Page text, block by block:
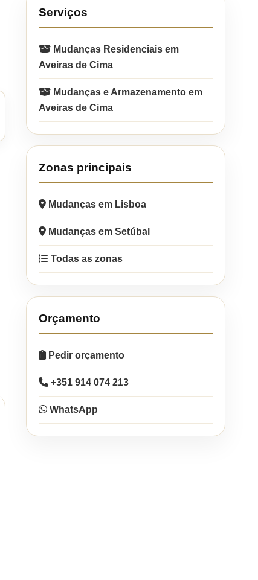
Serviços
Mudanças Residenciais em
Aveiras de Cima
Mudanças e Armazenamento em
Aveiras de Cima
Zonas principais
Mudanças em Lisboa
Mudanças em Setúbal
Todas as zonas
Orçamento
Pedir orçamento
+351 914 074 213
WhatsApp